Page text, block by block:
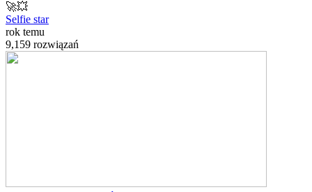
🚀💥
Selfie star
rok temu
9,159 rozwiązań